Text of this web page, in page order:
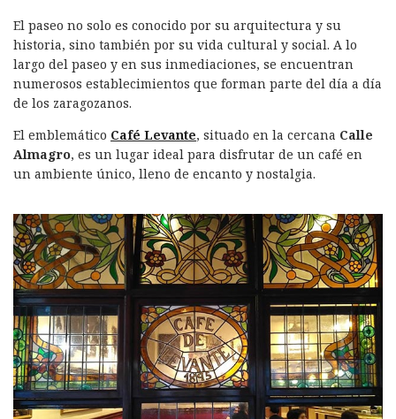
El paseo no solo es conocido por su arquitectura y su
historia, sino también por su vida cultural y social. A lo
largo del paseo y en sus inmediaciones, se encuentran
numerosos establecimientos que forman parte del día a día
de los zaragozanos.
El emblemático Café Levante, situado en la cercana Calle
Almagro, es un lugar ideal para disfrutar de un café en
un ambiente único, lleno de encanto y nostalgia.